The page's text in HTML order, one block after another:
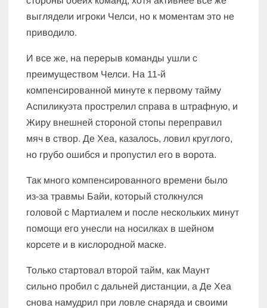
выглядели игроки Челси, но к моментам это не
приводило.
И все же, на перерыв команды ушли с
преимуществом Челси. На 11-й
компенсированной минуте к первому тайму
Аспиликуэта прострелил справа в штрафную, и
Жиру внешней стороной стопы переправил
мяч в створ. Де Хеа, казалось, ловил круглого,
но грубо ошибся и пропустил его в ворота.
Так много компенсированного времени было
из-за травмы Байи, который столкнулся
головой с Мартиалем и после нескольких минут
помощи его унесли на носилках в шейном
корсете и в кислородной маске.
Только стартовал второй тайм, как Маунт
сильно пробил с дальней дистанции, а Де Хеа
снова намудрил при ловле снаряда и своими